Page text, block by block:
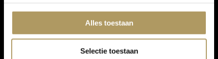
Alles toestaan
Selectie toestaan